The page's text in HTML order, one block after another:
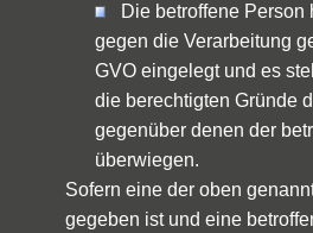
Die betroffene Person
gegen die Verarbeitung
GVO eingelegt und es
die berechtigten Gründe
gegenüber denen der
überwiegen.
Sofern eine der oben
gegeben ist und eine